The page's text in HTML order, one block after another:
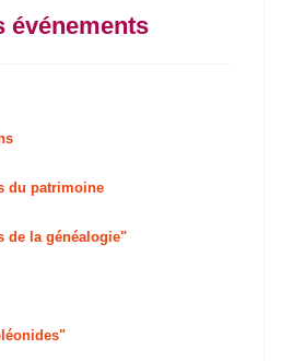
événements
du patrimoine
de la généalogie"